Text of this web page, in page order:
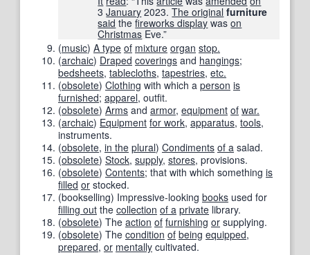
3January 2023.The original furniture
said thefireworks display wason
Christmas Eve.”
(music) A type of mixture organ stop.
(archaic) Draped coverings and hangings;
bedsheets, tablecloths, tapestries, etc.
(obsolete) Clothing with which a person is
furnished; apparel, outfit.
(obsolete) Arms and armor, equipment of war.
(archaic) Equipment for work, apparatus, tools,
instruments.
(obsolete, in the plural) Condiments of a salad.
(obsolete) Stock, supply, stores, provisions.
(obsolete) Contents; that with which something is
filled or stocked.
(bookselling) Impressive-looking books used for
filling out the collection of a private library.
(obsolete) The action of furnishing or supplying.
(obsolete) The condition of being equipped,
prepared, or mentally cultivated.